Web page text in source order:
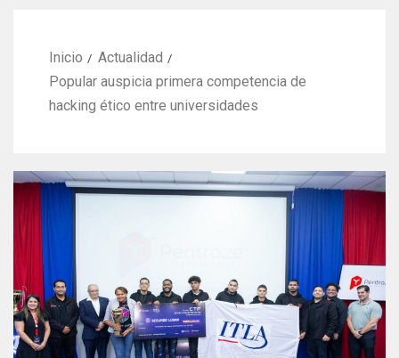
Inicio
Actualidad
Popular auspicia primera competencia de
hacking ético entre universidades